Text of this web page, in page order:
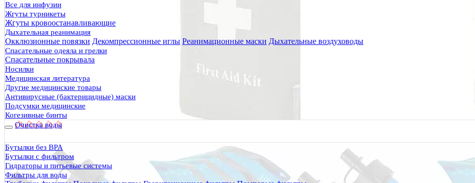
Все для инфузии
Жгуты турникеты
Жгуты кровоостанавливающие
Дыхательная реанимация
Окклюзионные повязки Декомпрессионные иглы Реанимационные маски Дыхательные воздуховоды
Спасательные одеяла и грелки
Спасательные покрывала
Носилки
Медицинская литература
Другие медицинские товары
Антивирусные (бактерицидные) маски
Подсумки медицинские
Когезивные бинты
Очистка воды
Бутылки без BPA
Бутылки с фильтром
Гидраторы и питьевые системы
Фильтры для воды